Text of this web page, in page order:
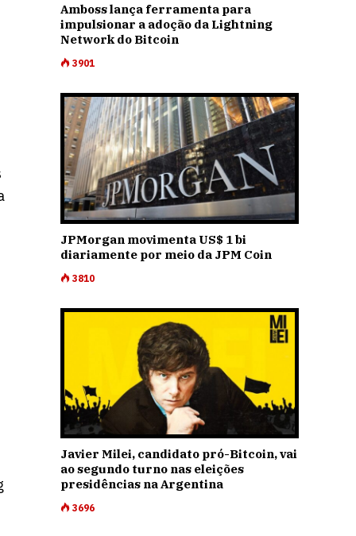
Amboss lança ferramenta para
impulsionar a adoção da Lightning
Network do Bitcoin
3901
JPMorgan movimenta US$ 1 bi
diariamente por meio da JPM Coin
3810
Javier Milei, candidato pró-Bitcoin, vai
ao segundo turno nas eleições
presidências na Argentina
3696